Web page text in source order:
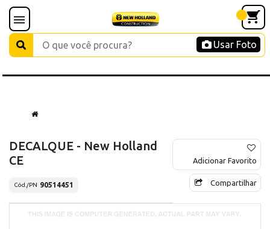
Usar Foto
DECALQUE - New Holland
CE
Cód./PN 90514451
Adicionar Favorito
Compartilhar